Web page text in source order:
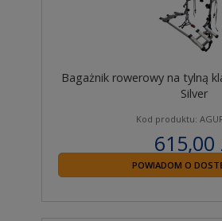
Bagażnik rowerowy na tylną
Silver
Kod produktu:
615,00
zawiera 23%
POWIADOM O